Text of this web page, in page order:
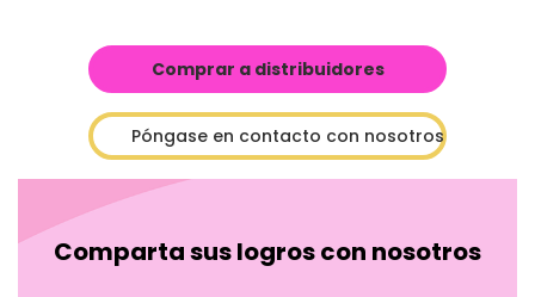
Comprar a distribuidores
Póngase en contacto con nosotros
Comparta sus logros con nosotros